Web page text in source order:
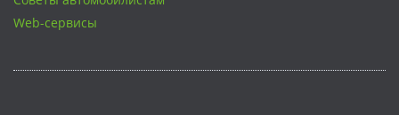
Web-сервисы